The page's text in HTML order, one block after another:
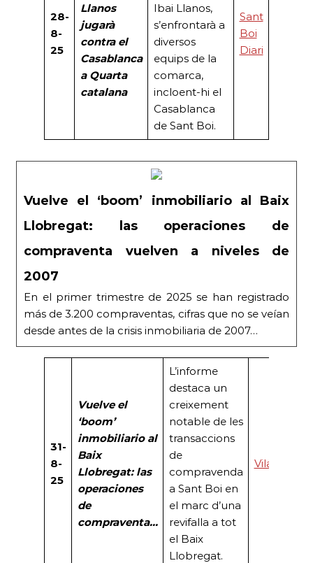
28-
8-
25
Llanos
jugarà
contra el
Casablanca
a Quarta
catalana
Ibai Llanos,
s’enfrontarà a
diversos
equips de la
comarca,
incloent-hi el
Casablanca
de Sant Boi.
Sant
Boi
Diari
Vuelve el ‘boom’ inmobiliario al Baix
Llobregat: las operaciones de
compraventa vuelven a niveles de
2007
En el primer trimestre de 2025 se han registrado
más de 3.200 compraventas, cifras que no se veían
desde antes de la crisis inmobiliaria de 2007…
31-
8-
25
Vuelve el
‘boom’
inmobiliario al
Baix
Llobregat: las
operaciones
de
compraventa…
L’informe
destaca un
creixement
notable de les
transaccions
de
compravenda
a Sant Boi en
el marc d’una
revifalla a tot
el Baix
Llobregat.
VilaPress